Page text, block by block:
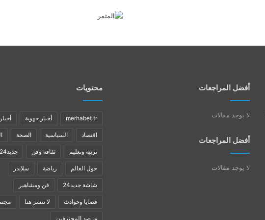
أفضل المراجعات
لا يوجد مقالات
أفضل المراجعات
لا يوجد مقالات
محتويات
merhabet tr أخبار جهوية
اقتصاد السياسية الصحة
تربية وتعليم ثقافة وفن جديد24
حول العالم رياضة سلايدر
شاشة جديد24 فن ومشاهير
قضايا وحوادث لا تنشر هنا
مرصد المحترفين